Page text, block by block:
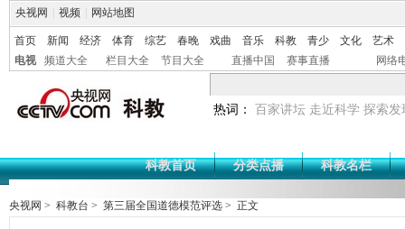
央视网 视频 网站地图
首页 新闻 经济 体育 综艺 春晚 戏曲 音乐 科教 青少 文化
艺术
电视
频道大全 栏目大全 节目大全 直播中国 赛事直播 网络
热词： 百家讲坛 走近科学 探索发
科教首页 分类点播 科教名栏
央视网 > 科教台 > 第三届全国道德模范评选 > 正文